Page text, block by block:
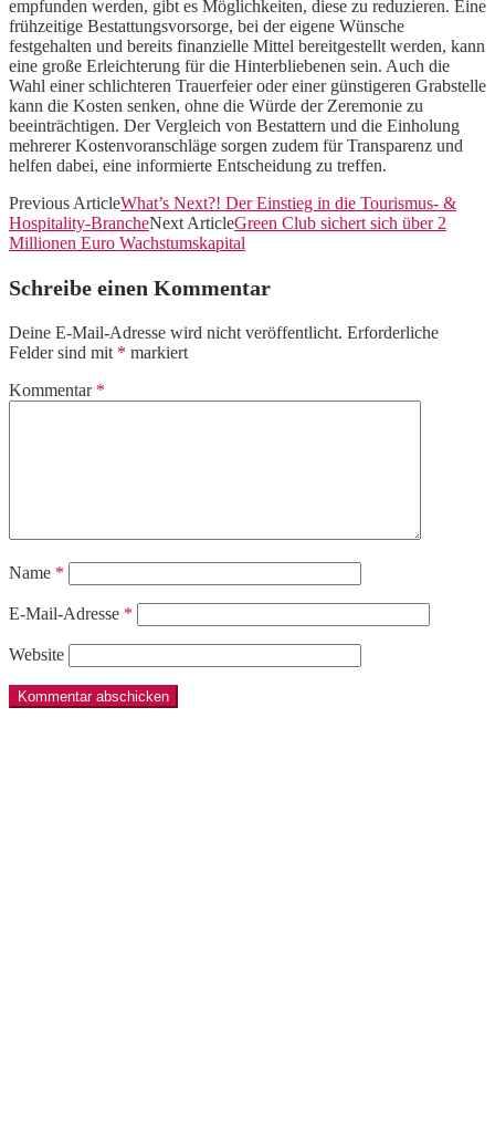
empfunden werden, gibt es Möglichkeiten, diese zu reduzieren. Eine
frühzeitige Bestattungsvorsorge, bei der eigene Wünsche
festgehalten und bereits finanzielle Mittel bereitgestellt werden, kann
eine große Erleichterung für die Hinterbliebenen sein. Auch die
Wahl einer schlichteren Trauerfeier oder einer günstigeren Grabstelle
kann die Kosten senken, ohne die Würde der Zeremonie zu
beeinträchtigen. Der Vergleich von Bestattern und die Einholung
mehrerer Kostenvoranschläge sorgen zudem für Transparenz und
helfen dabei, eine informierte Entscheidung zu treffen.
Previous ArticleWhat’s Next?! Der Einstieg in die Tourismus- &
Hospitality-BrancheNext ArticleGreen Club sichert sich über 2
Millionen Euro Wachstumskapital
Schreibe einen Kommentar
Deine E-Mail-Adresse wird nicht veröffentlicht. Erforderliche
Felder sind mit * markiert
Kommentar *
Name *
E-Mail-Adresse *
Website